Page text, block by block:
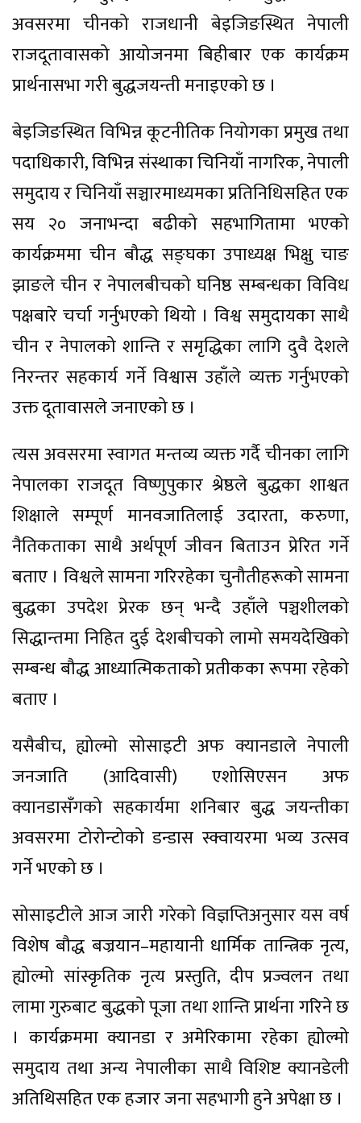
अवसरमा चीनको राजधानी बेइजिङस्थित नेपाली
राजदूतावासको आयोजनमा बिहीबार एक कार्यक्रम
प्रार्थनासभा गरी बुद्धजयन्ती मनाइएको छ ।
बेइजिङस्थित विभिन्न कूटनीतिक नियोगका प्रमुख तथा
पदाधिकारी, विभिन्न संस्थाका चिनियाँ नागरिक, नेपाली
समुदाय र चिनियाँ सञ्चारमाध्यमका प्रतिनिधिसहित एक
सय २० जनाभन्दा बढीको सहभागितामा भएको
कार्यक्रममा चीन बौद्ध सङ्घका उपाध्यक्ष भिक्षु चाङ
झाङले चीन र नेपालबीचको घनिष्ठ सम्बन्धका विविध
पक्षबारे चर्चा गर्नुभएको थियो । विश्व समुदायका साथै
चीन र नेपालको शान्ति र समृद्धिका लागि दुवै देशले
निरन्तर सहकार्य गर्ने विश्वास उहाँले व्यक्त गर्नुभएको
उक्त दूतावासले जनाएको छ ।
त्यस अवसरमा स्वागत मन्तव्य व्यक्त गर्दै चीनका लागि
नेपालका राजदूत विष्णुपुकार श्रेष्ठले बुद्धका शाश्वत
शिक्षाले सम्पूर्ण मानवजातिलाई उदारता, करुणा,
नैतिकताका साथै अर्थपूर्ण जीवन बिताउन प्रेरित गर्ने
बताए । विश्वले सामना गरिरहेका चुनौतीहरूको सामना
बुद्धका उपदेश प्रेरक छन् भन्दै उहाँले पञ्चशीलको
सिद्धान्तमा निहित दुई देशबीचको लामो समयदेखिको
सम्बन्ध बौद्ध आध्यात्मिकताको प्रतीकका रूपमा रहेको
बताए ।
यसैबीच, ह्योल्मो सोसाइटी अफ क्यानडाले नेपाली
जनजाति (आदिवासी) एशोसिएसन अफ
क्यानडासँगको सहकार्यमा शनिबार बुद्ध जयन्तीका
अवसरमा टोरोन्टोको डन्डास स्क्वायरमा भव्य उत्सव
गर्ने भएको छ ।
सोसाइटीले आज जारी गरेको विज्ञप्तिअनुसार यस वर्ष
विशेष बौद्ध बज्रयान–महायानी धार्मिक तान्त्रिक नृत्य,
ह्योल्मो सांस्कृतिक नृत्य प्रस्तुति, दीप प्रज्वलन तथा
लामा गुरुबाट बुद्धको पूजा तथा शान्ति प्रार्थना गरिने छ
। कार्यक्रममा क्यानडा र अमेरिकामा रहेका ह्योल्मो
समुदाय तथा अन्य नेपालीका साथै विशिष्ट क्यानडेली
अतिथिसहित एक हजार जना सहभागी हुने अपेक्षा छ ।